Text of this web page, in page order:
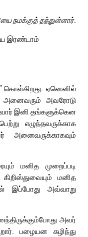
நமக்குத் தந்துள்ளார்.
இரண்டாம்
ஏனெனில்
அனைவரும் அவரோடு
இனி தங்களுக்கென
எழுந்தவருக்காக
அனைவருக்காகவும்
மனித முறைப்படி
மனித
இப்போது அவ்வாறு
அவர்
பழையன கழிந்து